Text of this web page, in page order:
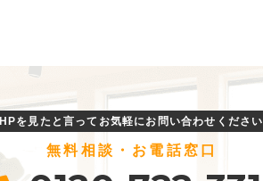
HPを見たと言ってお気軽にお問い合わせください
無料相談・お電話窓口